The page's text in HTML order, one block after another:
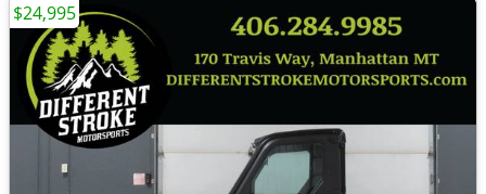
$24,995